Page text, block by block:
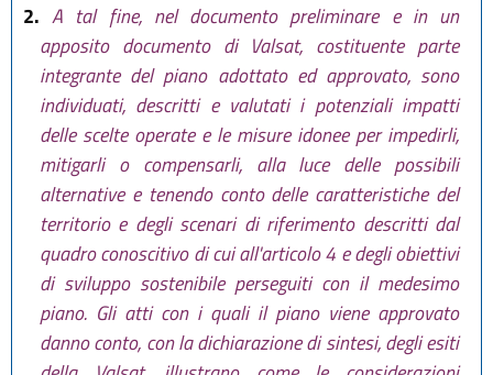
2. A tal fine, nel documento preliminare e in un
apposito documento di Valsat, costituente parte
integrante del piano adottato ed approvato, sono
individuati, descritti e valutati i potenziali impatti
delle scelte operate e le misure idonee per impedirli,
mitigarli o compensarli, alla luce delle possibili
alternative e tenendo conto delle caratteristiche del
territorio e degli scenari di riferimento descritti dal
quadro conoscitivo di cui all'articolo 4 e degli obiettivi
di sviluppo sostenibile perseguiti con il medesimo
piano. Gli atti con i quali il piano viene approvato
danno conto, con la dichiarazione di sintesi, degli esiti